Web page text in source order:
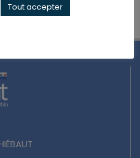
Tout accepter